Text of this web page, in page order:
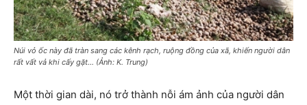
Núi vỏ ốc này đã tràn sang các kênh rạch, ruộng đồng của xã, khiến người dân
rất vất vả khi cấy gặt… (Ảnh: K. Trung)
Một thời gian dài, nó trở thành nỗi ám ảnh của người dân